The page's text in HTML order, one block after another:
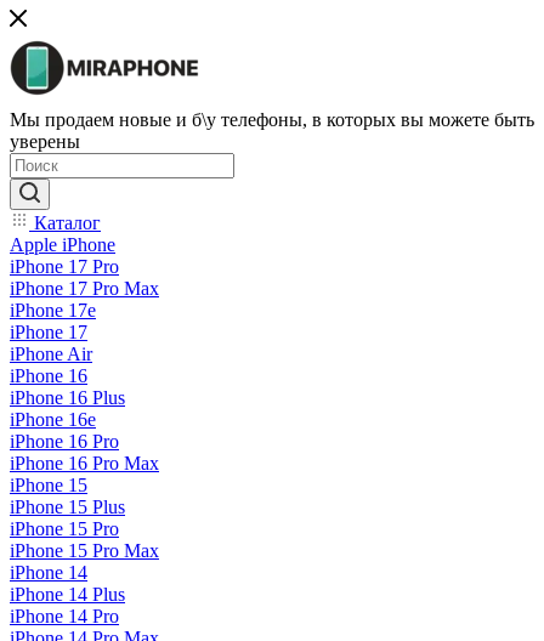
Мы продаем новые и б\у телефоны, в которых вы можете быть
уверены
Каталог
Apple iPhone
iPhone 17 Pro
iPhone 17 Pro Max
iPhone 17e
iPhone 17
iPhone Air
iPhone 16
iPhone 16 Plus
iPhone 16e
iPhone 16 Pro
iPhone 16 Pro Max
iPhone 15
iPhone 15 Plus
iPhone 15 Pro
iPhone 15 Pro Max
iPhone 14
iPhone 14 Plus
iPhone 14 Pro